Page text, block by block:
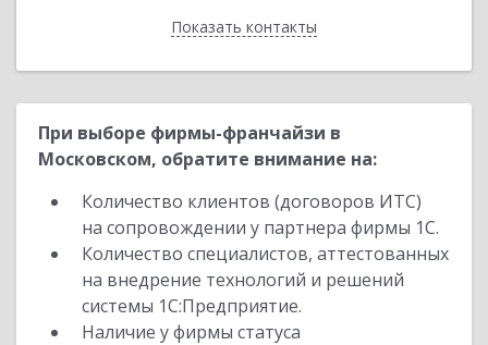
Показать контакты
Назад
При выборе фирмы-франчайзи в
Московском, обратите внимание на:
Количество клиентов (договоров ИТС)
на сопровождении у партнера фирмы 1С.
Количество специалистов, аттестованных
на внедрение технологий и решений
системы 1С:Предприятие.
Наличие у фирмы статуса